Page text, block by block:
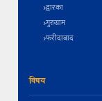
द्वारका
गुरुग्राम
फरीदाबाद
विषय